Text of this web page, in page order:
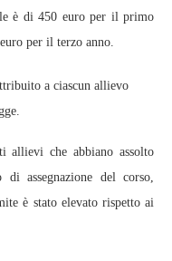
è di 450 euro per il primo
per il terzo anno.
a ciascun allievo
allievi che abbiano assolto
assegnazione del corso,
è stato elevato rispetto ai